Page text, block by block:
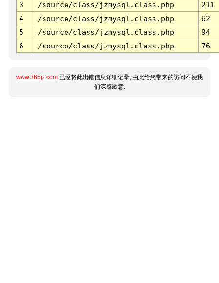
3 /source/class/jzmysql.class.php
211
4
/source/class/jzmysql.class.php
62
5
/source/class/jzmysql.class.php
94
6
/source/class/jzmysql.class.php 76
www.365jz.com 已经将此出错信息详细记录, 由此给您带来的访问不便我
们深感歉意.